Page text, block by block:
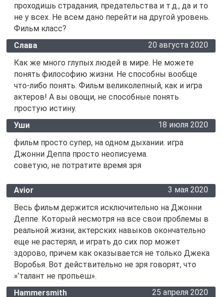
проходишь страдания, предательства и т.д., да и то
не у всех. Не всем дано перейти на другой уровень.
Фильм класс?
Слава
20 августа 2020
Как же много глупых людей в мире. Не можете
понять философию жизни. Не способны вообще
что-либо понять. Фильм великолепный, как и игра
актеров! А вы овощи, не способные понять
простую истину.
Уши
18 июля 2020
фильм просто супер, на одном дыхании. игра
Джонни Деппа просто неописуема.
советую, не потратите время зря
Avior
3 мая 2020
Весь фильм держится исключительно на Джонни
Деппе. Который несмотря на все свои проблемы в
реальной жизни, актерских навыков окончательно
еще не растерял, и играть до сих пор может
здорово, причем как оказывается не только Джека
Воробья. Вот действительно не зря говорят, что
»’талант не пропьеш».
Hammersmith
25 апреля 2020